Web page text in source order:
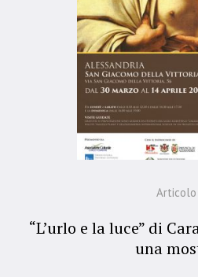
Articolo
“L’urlo e la luce” di
una